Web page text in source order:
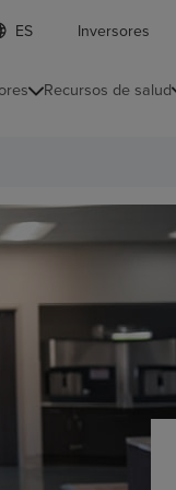
Inversores
Recursos de salud